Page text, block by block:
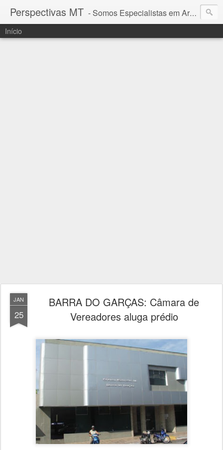
Perspectivas MT - Somos Especialistas em Araguaia - Mato Grosso
Início
JAN
25
BARRA DO GARÇAS: Câmara de
Vereadores aluga prédio